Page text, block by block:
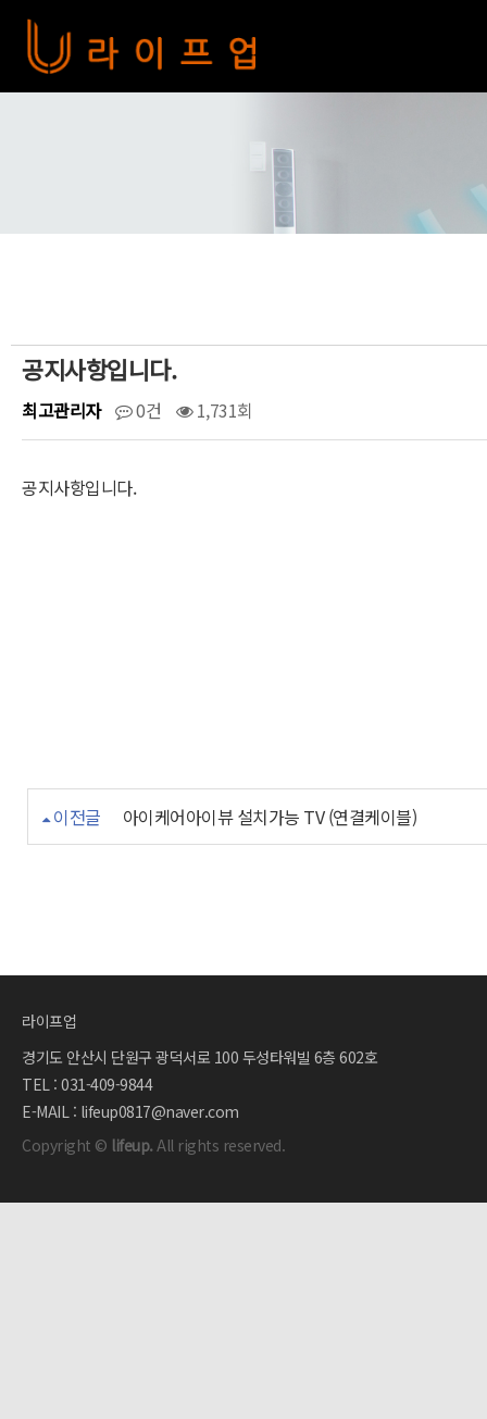
공지사항입니다.
최고관리자 0건 1,731회
공지사항입니다.
이전글 아이케어아이뷰 설치가능 TV (연결케이블)
라이프업
경기도 안산시 단원구 광덕서로 100 두성타워빌 6층 602호
TEL : 031-409-9844
E-MAIL : lifeup0817@naver.com
Copyright © lifeup.All rights reserved.